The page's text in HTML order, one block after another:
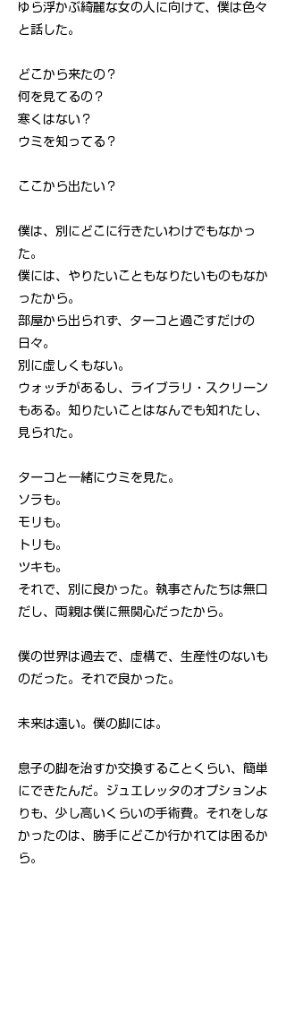
ゆら浮かぶ綺麗な女の人に向けて、僕は色々
と話した。
どこから来たの？
何を見てるの？
寒くはない？
ウミを知ってる？
ここから出たい？
僕は、別にどこに行きたいわけでもなかっ
た。
僕には、やりたいこともなりたいものもなか
ったから。
部屋から出られず、ターコと過ごすだけの
日々。
別に虚しくもない。
ウォッチがあるし、ライブラリ・スクリーン
もある。知りたいことはなんでも知れたし、
見られた。
ターコと一緒にウミを見た。
ソラも。
モリも。
トリも。
ツキも。
それで、別に良かった。執事さんたちは無口
だし、両親は僕に無関心だったから。
僕の世界は過去で、虚構で、生産性のないも
のだった。それで良かった。
未来は遠い。僕の脚には。
息子の脚を治すか交換することくらい、簡単
にできたんだ。ジュエレッタのオプションよ
りも、少し高いくらいの手術費。それをしな
かったのは、勝手にどこか行かれては困るか
ら。